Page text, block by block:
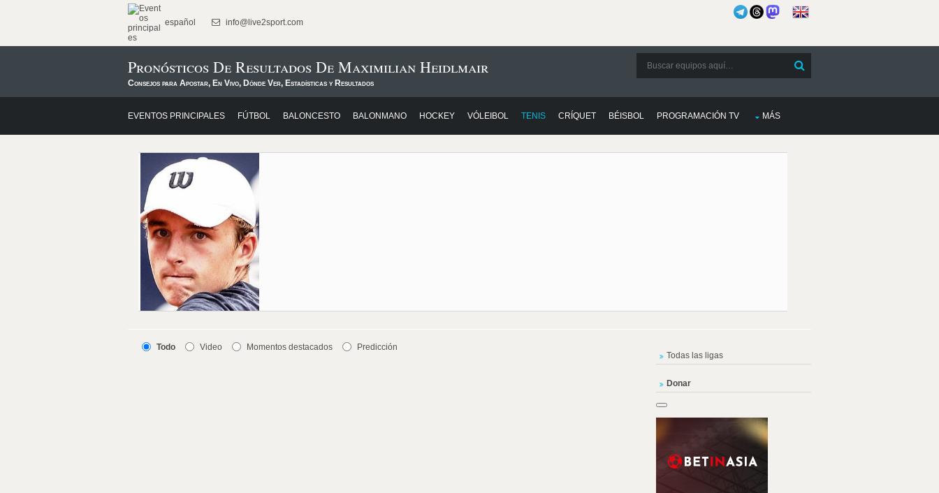
español info@live2sport.com
Pronósticos De Resultados De Maximilian Heidlmair
Consejos para Apostar, En Vivo, Dónde Ver, Estadísticas y Resultados
EVENTOS PRINCIPALES FÚTBOL BALONCESTO BALONMANO HOCKEY VÓLEIBOL TENIS CRÍQUET BÉISBOL PROGRAMACIÓN TV MÁS
Todo Video Momentos destacados Predicción
Todas las ligas
Donar